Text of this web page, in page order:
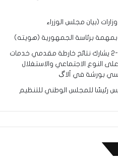
(بيان مجلس الوزراء
برئاسة الجمهورية (هويته)
مشروع برابس-2 يشارك نتائح خارطة مقدمي خدمات
النوع الاجتماعي والاستغلال
بورشة في ألاگ
رئيسًا للمجلس الوطني للتنظيم